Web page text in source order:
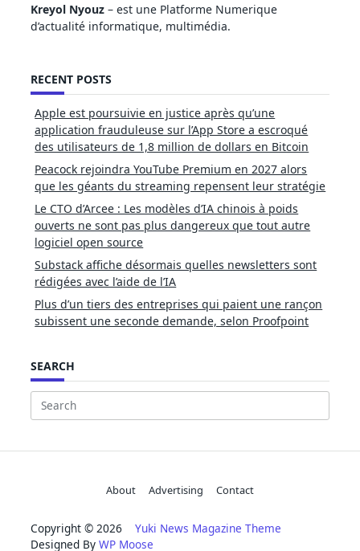
Kreyol Nyouz – est une Platforme Numerique
d’actualité informatique, multimédia.
RECENT POSTS
Apple est poursuivie en justice après qu’une
application frauduleuse sur l’App Store a escroqué
des utilisateurs de 1,8 million de dollars en Bitcoin
Peacock rejoindra YouTube Premium en 2027 alors
que les géants du streaming repensent leur stratégie
Le CTO d’Arcee : Les modèles d’IA chinois à poids
ouverts ne sont pas plus dangereux que tout autre
logiciel open source
Substack affiche désormais quelles newsletters sont
rédigées avec l’aide de l’IA
Plus d’un tiers des entreprises qui paient une rançon
subissent une seconde demande, selon Proofpoint
SEARCH
Search
About Advertising Contact
Copyright © 2026 Yuki News Magazine Theme
Designed By WP Moose